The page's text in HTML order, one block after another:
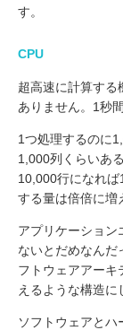
す。
CPU
超高速に計算する
ありません。1秒
1つ処理するのに
1,000列くらいあ
10,000行になれ
する量は倍倍に増
アプリケーション
ないとだめなんだ
フトウェアアーキ
えるような構造に
ソフトウェアと